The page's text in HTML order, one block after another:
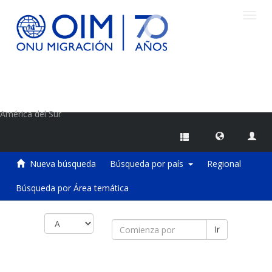
América del Sur
Nueva búsqueda Búsqueda por país Regional
Búsqueda por Área temática
Ir